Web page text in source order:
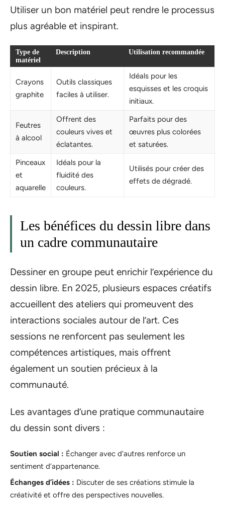
Utiliser un bon matériel peut rendre le processus
plus agréable et inspirant.
Type de
matériel
Description Utilisation recommandée
Crayons
graphite
Outils classiques
faciles à utiliser.
Idéals pour les
esquisses et les croquis
initiaux.
Feutres
à alcool
Offrent des
couleurs vives et
éclatantes.
Parfaits pour des
œuvres plus colorées
et saturées.
Pinceaux
et
aquarelle
Idéals pour la
fluidité des
couleurs.
Utilisés pour créer des
effets de dégradé.
Les bénéfices du dessin libre dans
un cadre communautaire
Dessiner en groupe peut enrichir l’expérience du
dessin libre. En 2025, plusieurs espaces créatifs
accueillent des ateliers qui promeuvent des
interactions sociales autour de l’art. Ces
sessions ne renforcent pas seulement les
compétences artistiques, mais offrent
également un soutien précieux à la
communauté.
Les avantages d’une pratique communautaire
du dessin sont divers :
Soutien social : Échanger avec d’autres renforce un
sentiment d’appartenance.
Échanges d’idées : Discuter de ses créations stimule la
créativité et offre des perspectives nouvelles.